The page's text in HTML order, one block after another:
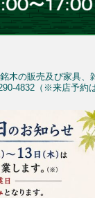
銘木の販売及び家具、
4832（※来店予約